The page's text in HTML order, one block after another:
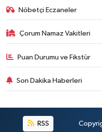
Nöbetçi Eczaneler
Çorum Namaz Vakitleri
Puan Durumu ve Fikstür
Son Dakika Haberleri
RSS